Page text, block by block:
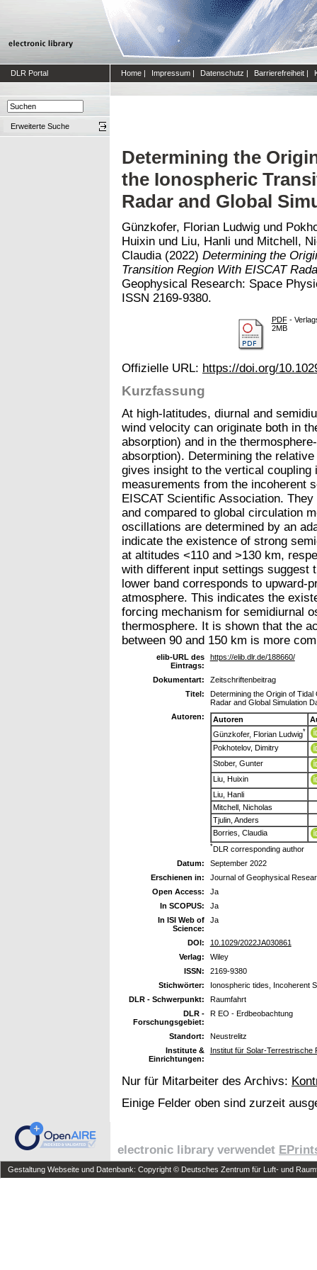
DLR Portal Home | Impressum | Datenschutz | Barrierefreiheit |
Erweiterte Suche
Determining the
the Ionospheric
Radar and Global
Günzkofer, Florian Ludwig und
Huixin und Liu, Hanli und Mitchell,
Claudia (2022) Determining the
Transition Region With EISCAT
Geophysical Research: Space
ISSN 2169-9380.
PDF-
2MB
Offizielle URL: https://doi.org/
Kurzfassung
At high-latitudes, diurnal and
wind velocity can originate both in
absorption) and in the
absorption). Determining the
gives insight to the vertical coupling
measurements from the incoherent
EISCAT Scientific Association.
and compared to global circulation
oscillations are determined by an
indicate the existence of strong
at altitudes <110 and >130 km,
with different input settings suggest
lower band corresponds to upward-
atmosphere. This indicates the
forcing mechanism for semidiurnal
thermosphere. It is shown that the
between 90 and 150 km is more
elib-URL des
Eintrags:
https://elib.dlr.de/188660/
Dokumentart:
Zeitschriftenbeitrag
Titel:
Determining the Origin of
Radar and Global Simulation
Autoren:
Autoren
Günzkofer, Florian Ludwig*
Pokhotelov, Dimitry
Stober, Gunter
Liu, Huixin
Liu, Hanli
Mitchell, Nicholas
Tjulin, Anders
Borries, Claudia
*DLR corresponding author
Datum:
September 2022
Erschienen in:
Journal of Geophysical
Open Access:
Ja
In SCOPUS:
Ja
In ISI Web of
Science:
Ja
DOI:
10.1029/2022JA030861
Verlag:
Wiley
ISSN:
2169-9380
Stichwörter:
Ionospheric tides, Incoherent
DLR - Schwerpunkt:
Raumfahrt
DLR -
Forschungsgebiet:
R EO - Erdbeobachtung
Standort:
Neustrelitz
Institute &
Einrichtungen:
Institut für Solar-
Nur für Mitarbeiter des Archivs:
Einige Felder oben sind zurzeit
electronic library verwendet
Gestaltung Webseite und Datenbank: Copyright © Deutsches Zentrum für Luft- und